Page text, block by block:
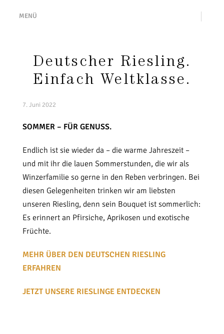
MENÜ
Deutscher Riesling.
Einfach Weltklasse.
7. Juni 2022
SOMMER – FÜR GENUSS.
Endlich ist sie wieder da – die warme Jahreszeit –
und mit ihr die lauen Sommerstunden, die wir als
Winzerfamilie so gerne in den Reben verbringen. Bei
diesen Gelegenheiten trinken wir am liebsten
unseren Riesling, denn sein Bouquet ist sommerlich:
Es erinnert an Pfirsiche, Aprikosen und exotische
Früchte.
MEHR ÜBER DEN DEUTSCHEN RIESLING
ERFAHREN
JETZT UNSERE RIESLINGE ENTDECKEN